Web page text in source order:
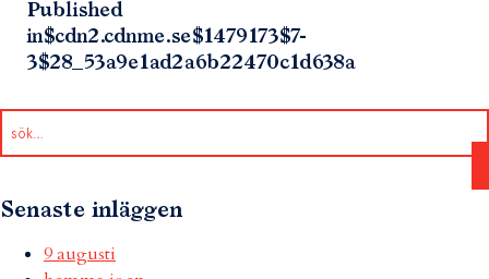
Published
in$cdn2.cdnme.se$1479173$7-
3$28_53a9e1ad2a6b22470c1d638a
Senaste inläggen
9 augusti